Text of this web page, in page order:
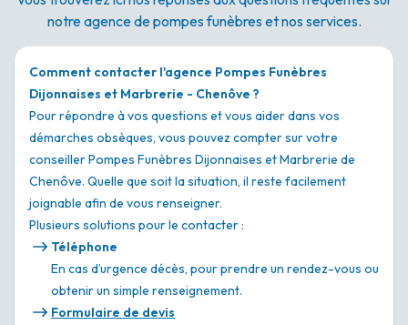
notre agence de pompes funèbres et nos services.
Comment contacter l'agence Pompes Funèbres
Dijonnaises et Marbrerie - Chenôve ?
Pour répondre à vos questions et vous aider dans vos
démarches obsèques, vous pouvez compter sur votre
conseiller Pompes Funèbres Dijonnaises et Marbrerie de
Chenôve. Quelle que soit la situation, il reste facilement
joignable afin de vous renseigner.
Plusieurs solutions pour le contacter :
Téléphone
En cas d’urgence décès, pour prendre un rendez-vous ou
obtenir un simple renseignement.
Formulaire de devis